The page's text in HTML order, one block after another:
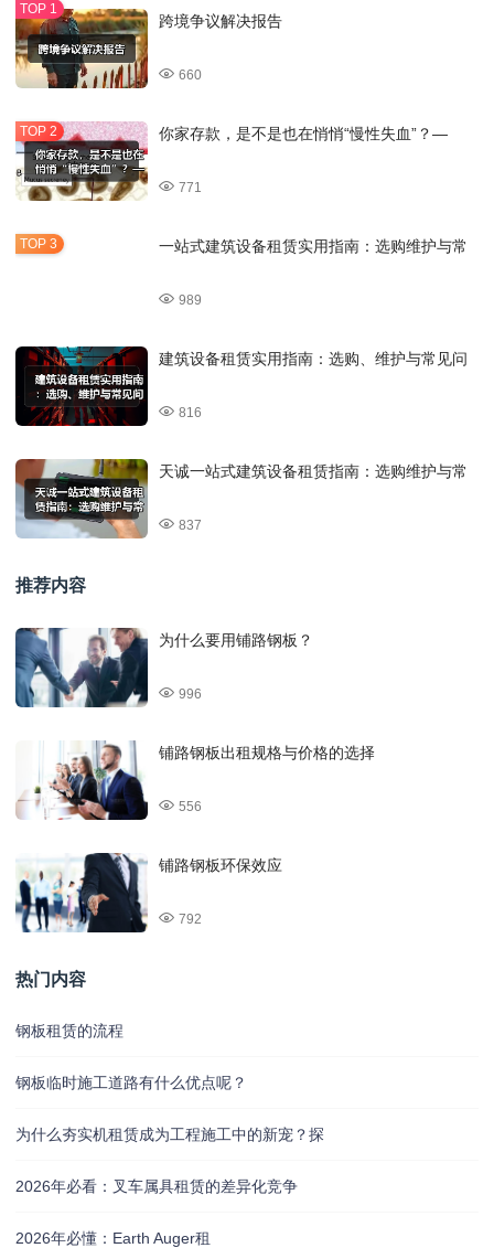
跨境争议解决报告
660
你家存款，是不是也在悄悄“慢性失血”？—
771
一站式建筑设备租赁实用指南：选购维护与常
989
建筑设备租赁实用指南：选购、维护与常见问
816
天诚一站式建筑设备租赁指南：选购维护与常
837
推荐内容
为什么要用铺路钢板？
996
铺路钢板出租规格与价格的选择
556
铺路钢板环保效应
792
热门内容
钢板租赁的流程
钢板临时施工道路有什么优点呢？
为什么夯实机租赁成为工程施工中的新宠？探
2026年必看：叉车属具租赁的差异化竞争
2026年必懂：Earth Auger租